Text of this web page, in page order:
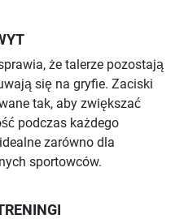
że talerze pozostają
się na gryfie. Zaciski
tak, aby zwiększać
podczas każdego
zarówno dla
sportowców.